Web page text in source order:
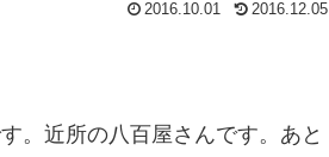
2016.10.01 2016.12.05
。近所の八百屋さんです。あと